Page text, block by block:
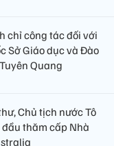
chỉ công tác đối với
Sở Giáo dục và Đào
Quang
Chủ tịch nước Tô
thăm cấp Nhà